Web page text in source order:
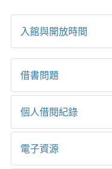
入館與開放時間
借書問題
個人借閱紀錄
電子資源